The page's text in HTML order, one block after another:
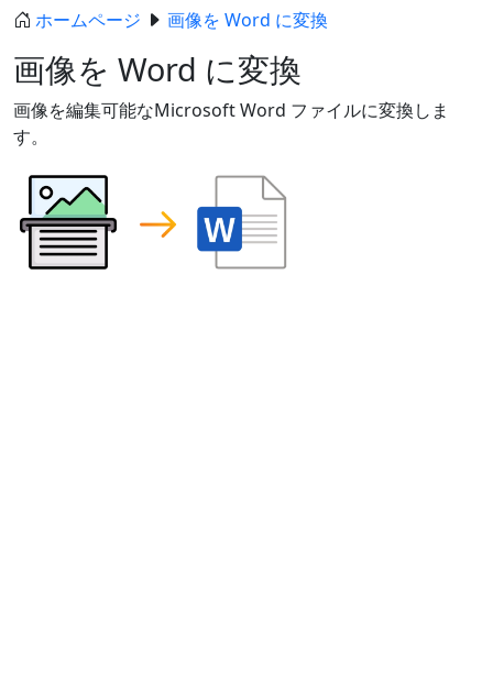
ホームページ 画像を Word に変換
画像を Word に変換
画像を編集可能なMicrosoft Word ファイルに変換しま
す。